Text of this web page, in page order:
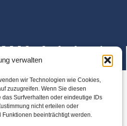
verwalten
wir Technologien wie Cookies,
zuzugreifen. Wenn Sie diesen
Surfverhalten oder eindeutige IDs
nicht erteilen oder
beeinträchtigt werden.